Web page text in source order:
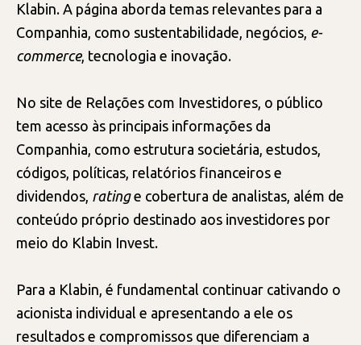
Klabin. A página aborda temas relevantes para a
Companhia, como sustentabilidade, negócios, e-
commerce, tecnologia e inovação.
No site de Relações com Investidores, o público
tem acesso às principais informações da
Companhia, como estrutura societária, estudos,
códigos, políticas, relatórios financeiros e
dividendos, ratinge cobertura de analistas, além de
conteúdo próprio destinado aos investidores por
meio do Klabin Invest.
Para a Klabin, é fundamental continuar cativando o
acionista individual e apresentando a ele os
resultados e compromissos que diferenciam a